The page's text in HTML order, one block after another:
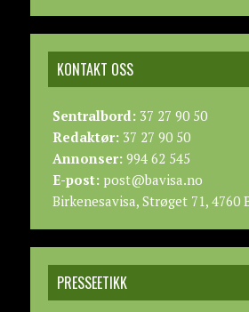
KONTAKT OSS
Sentralbord:37 27 90 50
Redaktør:37 27 90 50
Annonser:994 62 545
E-post:post@bavisa.no
Birkenesavisa, Strøget 71, 4760
PRESSEETIKK